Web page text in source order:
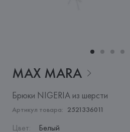
MAX MARA
Брюки NIGERIA из шерсти
Артикул товара: 2521336011
Цвет: Белый